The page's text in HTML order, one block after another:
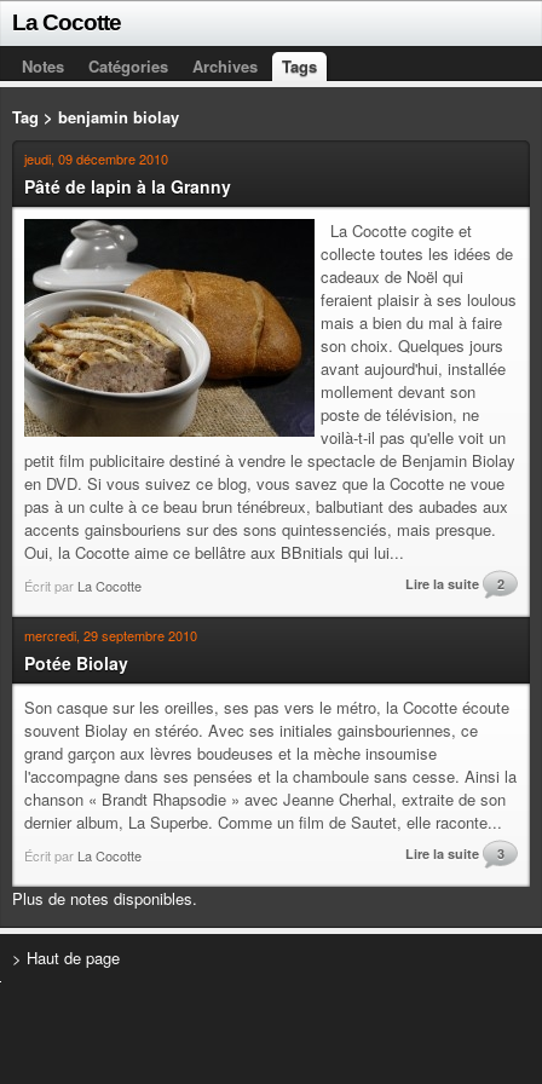
La Cocotte
Notes Catégories Archives Tags
Tag > benjamin biolay
jeudi, 09 décembre 2010
Pâté de lapin à la Granny
La Cocotte cogite et
collecte toutes les idées de
cadeaux de Noël qui
feraient plaisir à ses loulous
mais a bien du mal à faire
son choix. Quelques jours
avant aujourd'hui, installée
mollement devant son
poste de télévision, ne
voilà-t-il pas qu'elle voit un
petit film publicitaire destiné à vendre le spectacle de Benjamin Biolay
en DVD. Si vous suivez ce blog, vous savez que la Cocotte ne voue
pas à un culte à ce beau brun ténébreux, balbutiant des aubades aux
accents gainsbouriens sur des sons quintessenciés, mais presque.
Oui, la Cocotte aime ce bellâtre aux BBnitials qui lui...
Écrit par La Cocotte Lire la suite 2
mercredi, 29 septembre 2010
Potée Biolay
Son casque sur les oreilles, ses pas vers le métro, la Cocotte écoute
souvent Biolay en stéréo. Avec ses initiales gainsbouriennes, ce
grand garçon aux lèvres boudeuses et la mèche insoumise
l'accompagne dans ses pensées et la chamboule sans cesse. Ainsi la
chanson « Brandt Rhapsodie » avec Jeanne Cherhal, extraite de son
dernier album, La Superbe. Comme un film de Sautet, elle raconte...
Écrit par La Cocotte Lire la suite 3
Plus de notes disponibles.
> Haut de page